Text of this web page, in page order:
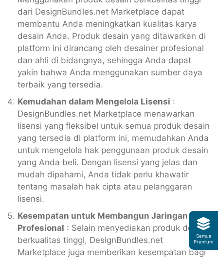
dari DesignBundles.net Marketplace dapat
membantu Anda meningkatkan kualitas karya
desain Anda. Produk desain yang ditawarkan di
platform ini dirancang oleh desainer profesional
dan ahli di bidangnya, sehingga Anda dapat
yakin bahwa Anda menggunakan sumber daya
terbaik yang tersedia.
Kemudahan dalam Mengelola Lisensi :
DesignBundles.net Marketplace menawarkan
lisensi yang fleksibel untuk semua produk desain
yang tersedia di platform ini, memudahkan Anda
untuk mengelola hak penggunaan produk desain
yang Anda beli. Dengan lisensi yang jelas dan
mudah dipahami, Anda tidak perlu khawatir
tentang masalah hak cipta atau pelanggaran
lisensi.
Kesempatan untuk Membangun Jaringan
Profesional : Selain menyediakan produk desain
berkualitas tinggi, DesignBundles.net
Marketplace juga memberikan kesempatan bagi
Semua
Premium